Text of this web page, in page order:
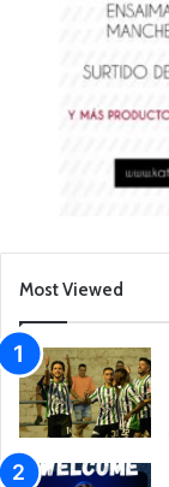
Most Viewed